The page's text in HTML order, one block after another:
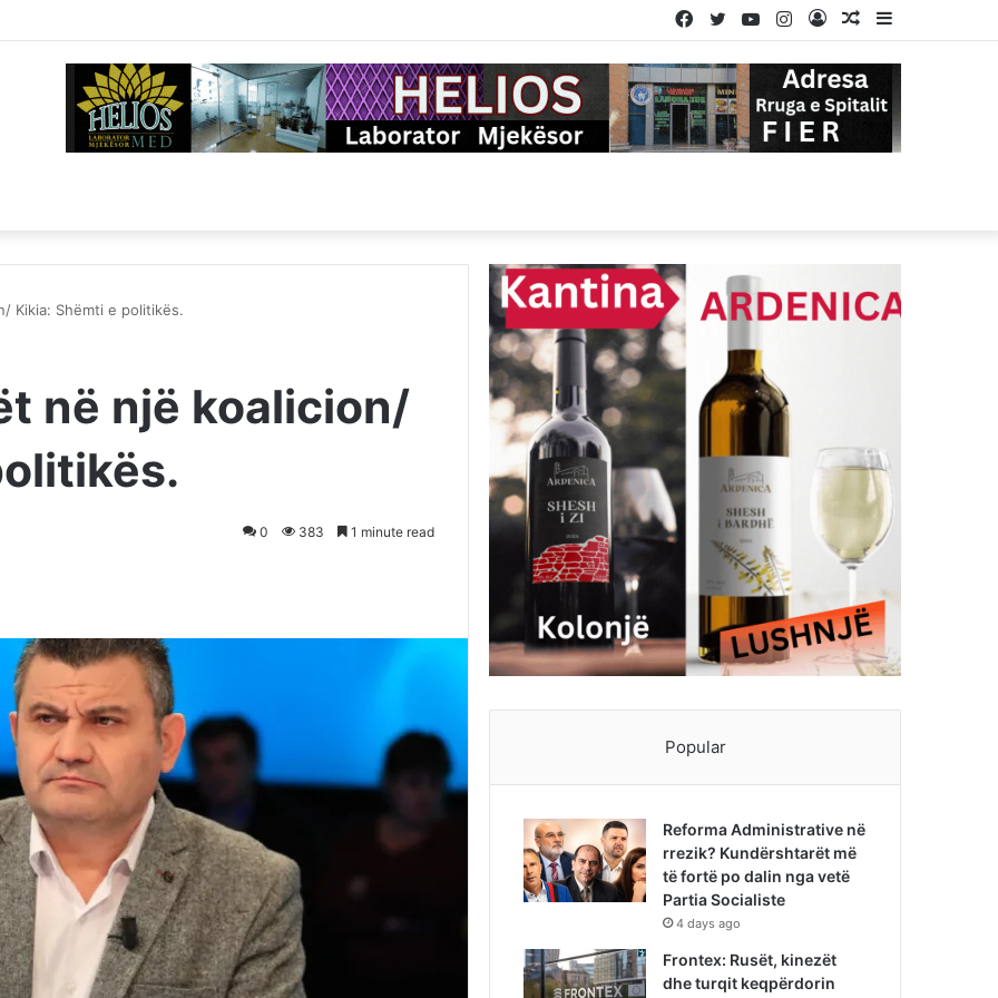
Sidebar
Random
Log
Instagram
YouTube
Twitter
Facebook
Kikia: Shëmti e politikës.
në një koalicion/
0 383 1 minute read
Popular
Reforma Administrative në
rrezik? Kundërshtarët më
të fortë po dalin nga vetë
Partia Socialiste
4 days ago
Frontex: Rusët, kinezët
dhe turqit keqpërdorin